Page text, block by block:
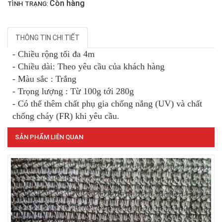
LƯỚI CHẮN CÔN TRÙNG
LƯỚI HÀNG RÀO HÌNH VUÔNG
LƯỚI NUÔI TRỒNG HẢI SẢN
TÌNH TRẠNG: Còn hàng
THÔNG TIN CHI TIẾT
- Chiều rộng tối đa 4m
- Chiều dài: Theo yêu cầu của khách hàng
- Màu sắc : Trắng
- Trọng lượng : Từ 100g tới 280g
- Có thể thêm chất phụ gia chống nắng (UV) và chất
chống cháy (FR) khi yêu cầu.
SẢN PHẨM LIÊN QUAN